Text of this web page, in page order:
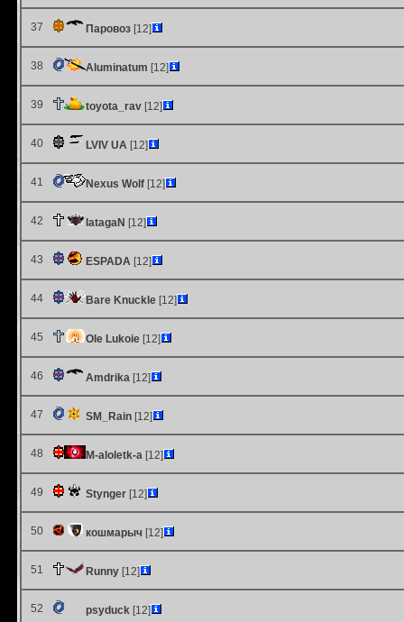
37 Паровоз [12]
38 Aluminatum [12]
39 toyota_rav [12]
40 LVIV UA [12]
41 Nexus Wolf [12]
42 IatagaN [12]
43 ESPADA [12]
44 Bare Knuckle [12]
45 Ole Lukoie [12]
46 Amdrika [12]
47 SM_Rain [12]
48 M-aloletk-a [12]
49 Stynger [12]
50 кошмарыч [12]
51 Runny [12]
52 psyduck [12]